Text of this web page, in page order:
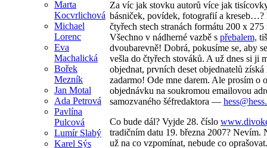
Marta
Kocvrlichová
Michael
Lorenc
Eva
Machalická
Bořek
Mezník
Jan Motal
Ada Petrová
Pavlína
Pulcová
Lumír Slabý
Karel Sýs
Za víc jak stovku autorů více jak
básniček, povídek, fotografií a kreseb…?
čtyřech stech stranách formátu 200 x 275
Všechno v nádherné vazbě s přebalem,
dvoubarevně! Dobrá, pokusíme se, aby
vešla do čtyřech stováků. A už dnes si ji
objednat, prvních deset objednatelů
zadarmo! Ode mne darem. Ale prosím o
objednávku na soukromou emailovou
samozvaného šéfredaktora —
Co bude dál? Vyjde 28. číslo
tradičním datu 19. března 2007? Nevím.
už na co vzpomínat, nebude co